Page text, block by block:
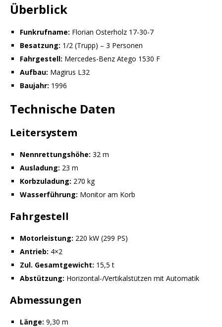
Überblick
Funkrufname: Florian Osterholz 17-30-7
Besatzung: 1/2 (Trupp) – 3 Personen
Fahrgestell: Mercedes-Benz Atego 1530 F
Aufbau: Magirus L32
Baujahr: 1996
Technische Daten
Leitersystem
Nennrettungshöhe: 32 m
Ausladung: 23 m
Korbzuladung: 270 kg
Wasserführung: Monitor am Korb
Fahrgestell
Motorleistung: 220 kW (299 PS)
Antrieb: 4×2
Zul. Gesamtgewicht: 15,5 t
Abstützung: Horizontal-/Vertikalstützen mit Automatik
Abmessungen
Länge: 9,30 m